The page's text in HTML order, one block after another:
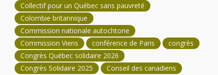
Collectif pour un Québec sans pauvreté
Colombie britannique
Commission nationale autochtone
Commission Viens
conférence de Paris
congrès
Congrès Québec solidaire 2026
Congrès Solidaire 2025
Conseil des canadiens